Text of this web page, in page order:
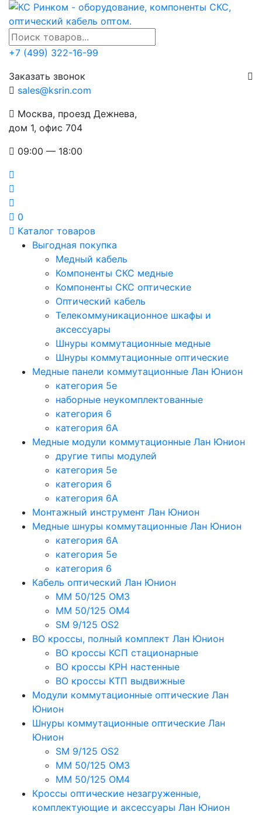
+7 (499) 322-16-99
Заказать звонок
sales@ksrin.com
Москва, проезд Дежнева,
дом 1, офис 704
09:00 — 18:00
0
Каталог товаров
Выгодная покупка
Медный кабель
Компоненты СКС медные
Компоненты СКС оптические
Оптический кабель
Телекоммуникационное шкафы и
аксессуары
Шнуры коммутационные медные
Шнуры коммутационные оптические
Медные панели коммутационные Лан Юнион
категория 5e
наборные неукомплектованные
категория 6
категория 6A
Медные модули коммутационные Лан Юнион
другие типы модулей
категория 5е
категория 6
категория 6A
Монтажный инструмент Лан Юнион
Медные шнуры коммутационные Лан Юнион
категория 6A
категория 5e
категория 6
Кабель оптический Лан Юнион
MM 50/125 OM3
MM 50/125 OM4
SM 9/125 OS2
ВО кроссы, полный комплект Лан Юнион
ВО кроссы КСП стационарные
ВО кроссы КРН настенные
ВО кроссы КТП выдвижные
Модули коммутационные оптические Лан
Юнион
Шнуры коммутационные оптические Лан
Юнион
SM 9/125 OS2
MM 50/125 OM3
MM 50/125 OM4
Кроссы оптические незагруженные,
комплектующие и аксессуары Лан Юнион